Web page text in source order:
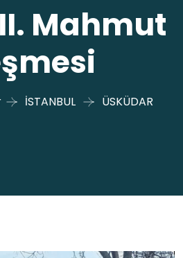
Mahmut
İSTANBUL ÜSKÜDAR